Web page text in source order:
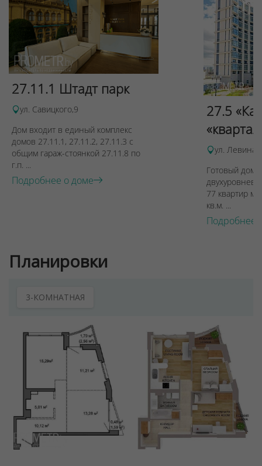
27.11.1 Штадт парк
ул. Савицкого,9
Дом входит в единый комплекс
домов 27.11.1, 27.11.2, 27.11.3 с
общим гараж-стоянкой 27.11.8 по
г.п. ...
Подробнее о доме
27.5
ул. Левина,
Готовый дом
77 квартир
кв.м. ...
Подробнее
Планировки
3-КОМНАТНАЯ
Для обеспечения удобства пользователей сайта
используются cookies
Принять
Отклонить